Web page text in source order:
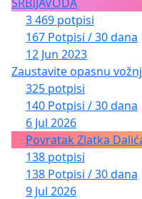
3 469 potpisi
167 Potpisi / 30 dana
12 Jun 2023
Zaustavite opasnu
325 potpisi
140 Potpisi / 30 dana
6 Jul 2026
Povratak Zlatka
138 potpisi
138 Potpisi / 30 dana
9 Jul 2026